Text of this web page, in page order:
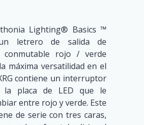
Lighting® Basics ™
letrero de salida de
conmutable rojo / verde
máxima versatilidad en el
contiene un interruptor
la placa de LED que le
entre rojo y verde. Este
de serie con tres caras,